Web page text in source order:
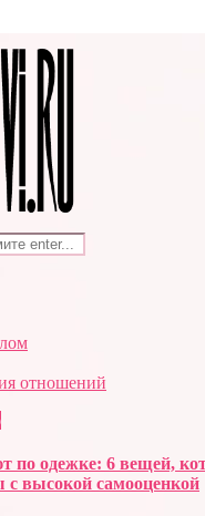
отношений
по одежке: 6 вещей,
высокой самооценкой